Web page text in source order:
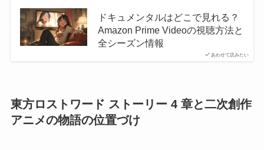
あわせて読みたい
ドキュメンタルはどこで見れる？
Amazon Prime Videoの視聴方法と
全シーズン情報
東方ロストワード ストーリー 4 章と二次創作
アニメの物語の位置づけ